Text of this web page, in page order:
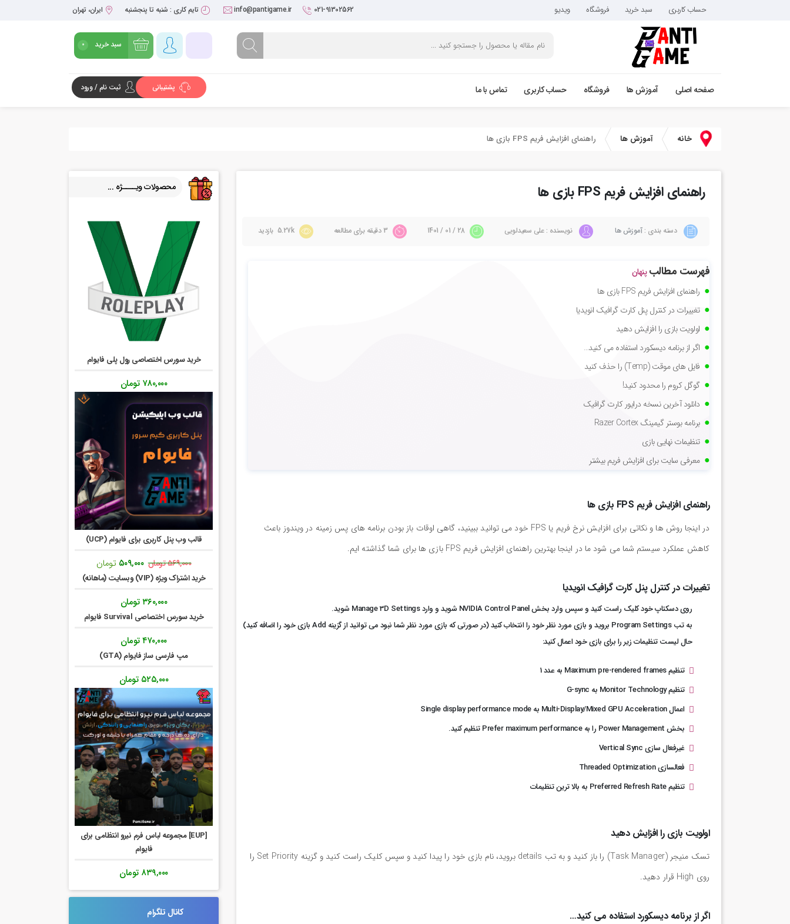
حساب کاربری سبد خرید فروشگاه ویدیو 021-91302562
info@pantigame.ir تایم کاری : شنبه تا پنجشنبه ایران، تهران
سبد خرید 0
صفحه اصلی آموزش ها فروشگاه حساب کاربری تماس با ما پشتیبانی ثبت نام / ورود
خانه آموزش ها راهنمای افزایش فریم FPS بازی ها
راهنمای افزایش فریم FPS بازی ها
دسته بندی :آموزش ها نویسنده : علی سعیدلویی 5.27k بازدید
فهرست مطالب پنهان
راهنمای افزایش فریم FPS بازی ها
تغییرات در کنترل پنل کارت گرافیک انویدیا
اولویت بازی را افزایش دهید
اگر از برنامه دیسکورد استفاده می کنید…
فایل های موقت (Temp) را حذف کنید
گوگل کروم را محدود کنید!
دانلود آخرین نسخه درایور کارت گرافیک
برنامه بوستر گیمینگ Razer Cortex
تنظیمات نهایی بازی
معرفی سایت برای افزایش فریم بیشتر
راهنمای افزایش فریم FPS بازی ها
در اینجا روش ها و نکاتی برای افزایش نرخ فریم یا FPS خود می توانید ببینید، گاهی اوقات باز بودن برنامه های پس زمینه در ویندوز باعث
کاهش عملکرد سیستم شما می شود ما در اینجا بهترین راهنمای افزایش فریم FPS بازی ها برای شما گذاشته ایم.
تغییرات در کنترل پنل کارت گرافیک انویدیا
روی دسکتاپ خود کلیک راست کنید و سپس وارد بخش NVIDIA Control Panel شوید و وارد Manage 3D Settings شوید.
به تب Program Settings بروید و بازی مورد نظر خود را انتخاب کنید (در صورتی که بازی مورد نظر شما نبود می توانید از گزینه Add بازی خود را اضافه کنید)
حال لیست تنظیمات زیر را برای بازی خود اعمال کنید:
تنظیم Maximum pre-rendered frames به عدد 1
تنظیم Monitor Technology به G-sync
اعمال Multi-Display/Mixed GPU Acceleration به Single display performance mode
بخش Power Management را به Prefer maximum performance تنظیم کنید.
غیرفعال سازی Vertical Sync
فعالسازی Threaded Optimization
تنظیم Preferred Refresh Rate به بالا ترین تنظیمات
اولویت بازی را افزایش دهید
تسک منیجر (Task Manager) را باز کنید و به تب details بروید، نام بازی خود را پیدا کنید و سپس کلیک راست کنید و گزینه Set Priority را
روی High قرار دهید.
اگر از برنامه دیسکورد استفاده می کنید…
محصولات ویــــژه ...
خرید سورس اختصاصی رول پلی فایوام
۷۸۰,۰۰۰ تومان
قالب وب پنل کاربری برای فایوام (UCP)
۵۶۹,۰۰۰تومان قیمت
اصلی:
۵۶۹,۰۰۰ تومان
۵۰۹,۰۰۰ تومان
فعلی:
۵۰۹,۰۰۰ تومان.
خرید اشتراک ویژه (VIP) وبسایت (ماهانه)
۳۶۰,۰۰۰تومان
خرید سورس اختصاصی Survival فایوام
۴۷۰,۰۰۰تومان
مپ فارسی ساز فایوام (GTA)
۵۲۵,۰۰۰ تومان
[EUP] مجموعه لباس فرم نیرو انتظامی برای
فایوام
۸۳۹,۰۰۰ تومان
کانال تلگرام